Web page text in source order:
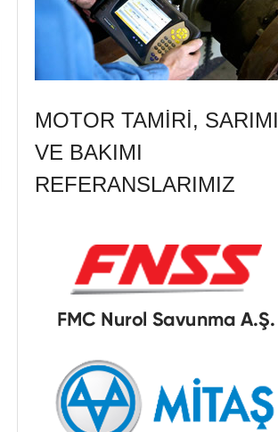
MOTOR TAMIRI, SARIMI
VE BAKIMI
REFERANSLARIMIZ